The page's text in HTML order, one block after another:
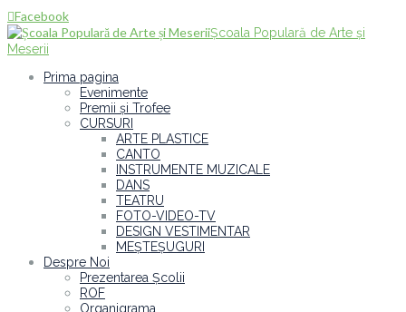
Facebook
Școala Populară de Arte și
Meserii
Prima pagina
Evenimente
Premii și Trofee
CURSURI
ARTE PLASTICE
CANTO
INSTRUMENTE MUZICALE
DANS
TEATRU
FOTO-VIDEO-TV
DESIGN VESTIMENTAR
MEȘTEȘUGURI
Despre Noi
Prezentarea Școlii
ROF
Organigrama